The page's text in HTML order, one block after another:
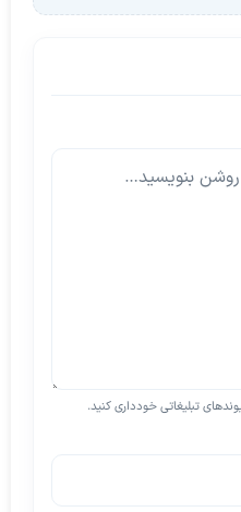
تبلیغاتی خودداری کنید.